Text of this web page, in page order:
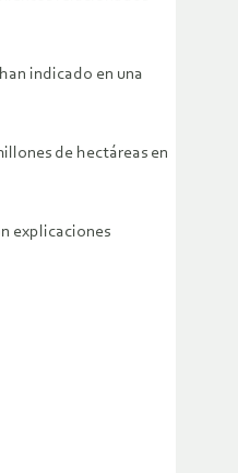
indicado en una
de hectáreas en
explicaciones